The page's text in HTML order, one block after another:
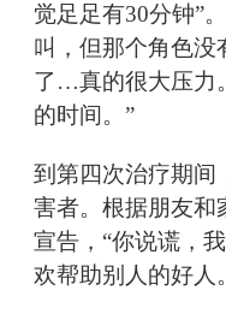
觉足足有30分钟”
叫，但那个角色没
了…真的很大压力
的时间。”
到第四次治疗期间
害者。根据朋友和
宣告，“你说谎，
欢帮助别人的好人